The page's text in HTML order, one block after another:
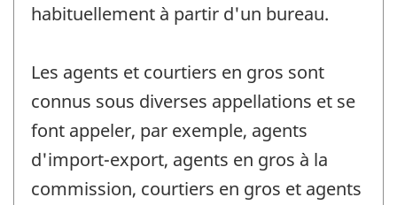
habituellement à partir d'un bureau.
Les agents et courtiers en gros sont
connus sous diverses appellations et se
font appeler, par exemple, agents
d'import-export, agents en gros à la
commission, courtiers en gros et agents